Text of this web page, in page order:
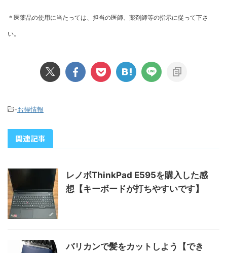
＊医薬品の使用に当たっては、担当の医師、薬剤師等の指示に従って下さ
い。
-お得情報
関連記事
レノボThinkPad E595を購入した感
想【キーボードが打ちやすいです】
バリカンで髪をカットしよう【でき